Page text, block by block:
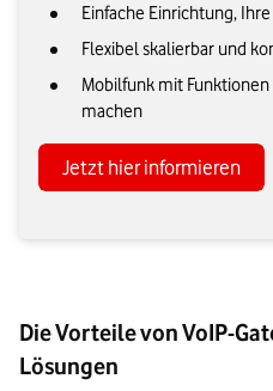
Einfache Einrichtung,
Flexibel skalierbar und
Mobilfunk mit
machen
Jetzt hier informieren
Die Vorteile von VoIP-
Lösungen